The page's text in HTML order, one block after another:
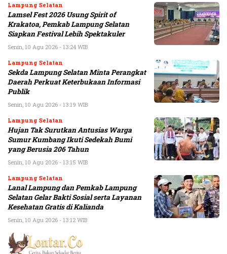
Lampung Selatan
Lamsel Fest 2026 Usung Spirit of
Krakatoa, Pemkab Lampung Selatan
Siapkan Festival Lebih Spektakuler
Senin, 10 Agu 2026 - 13:24 WIB
Lampung Selatan
Sekda Lampung Selatan Minta Perangkat
Daerah Perkuat Keterbukaan Informasi
Publik
Senin, 10 Agu 2026 - 13:19 WIB
Lampung Selatan
Hujan Tak Surutkan Antusias Warga
Sumur Kumbang Ikuti Sedekah Bumi
yang Berusia 206 Tahun
Senin, 10 Agu 2026 - 13:15 WIB
Lampung Selatan
Lanal Lampung dan Pemkab Lampung
Selatan Gelar Bakti Sosial serta Layanan
Kesehatan Gratis di Kalianda
Senin, 10 Agu 2026 - 13:12 WIB